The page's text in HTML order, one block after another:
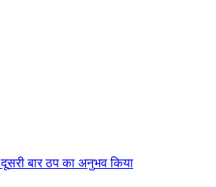
दसर बर ठप क अनभव कय